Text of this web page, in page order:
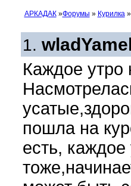
АРКАДАК»Форумы » Курилка»
1.
Каждое утро
пошла на
есть, каждое